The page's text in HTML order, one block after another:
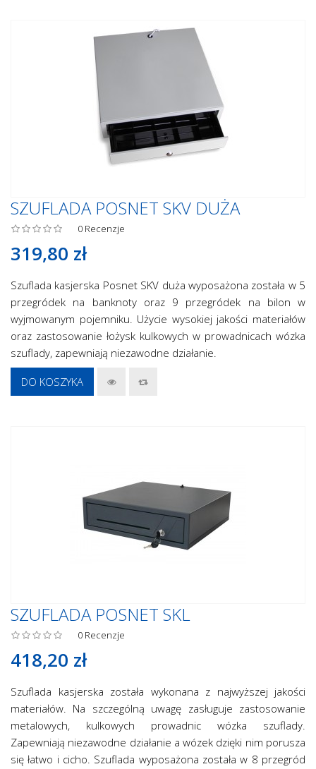
SZUFLADA POSNET SKV DUŻA
0 Recenzje
319,80 zł
Szuflada kasjerska Posnet SKV duża wyposażona została w 5
przegródek na banknoty oraz 9 przegródek na bilon w
wyjmowanym pojemniku. Użycie wysokiej jakości materiałów
oraz zastosowanie łożysk kulkowych w prowadnicach wózka
szuflady, zapewniają niezawodne działanie.
DO KOSZYKA
SZUFLADA POSNET SKL
0 Recenzje
418,20 zł
Szuflada kasjerska została wykonana z najwyższej jakości
materiałów. Na szczególną uwagę zasługuje zastosowanie
metalowych, kulkowych prowadnic wózka szuflady.
Zapewniają niezawodne działanie a wózek dzięki nim porusza
się łatwo i cicho. Szuflada wyposażona została w 8 przegród